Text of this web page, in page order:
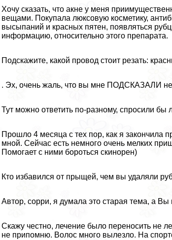
Хочу сказать, что акне у меня
вещами. Покупала люксовую косметику,
высыпаний и красных пятен, появляться
информацию, относительно этого препарата.
Подскажите, какой провод стоит резать:
. Эх, очень жаль, что вы мне ПОДСКАЗАЛИ
Тут можно ответить по-разному, спросили
Прошло 4 месяца с тех пор, как я закончила
мной. Сейчас есть немного очень мелких
Помогает с ними бороться скинорен)
Кто избавился от прыщей, чем вы удаляли
Автор, сорри, я думала это старая тема, а Вы
Скажу честно, лечение было переносить не
не припомню. Волос много вылезло. На